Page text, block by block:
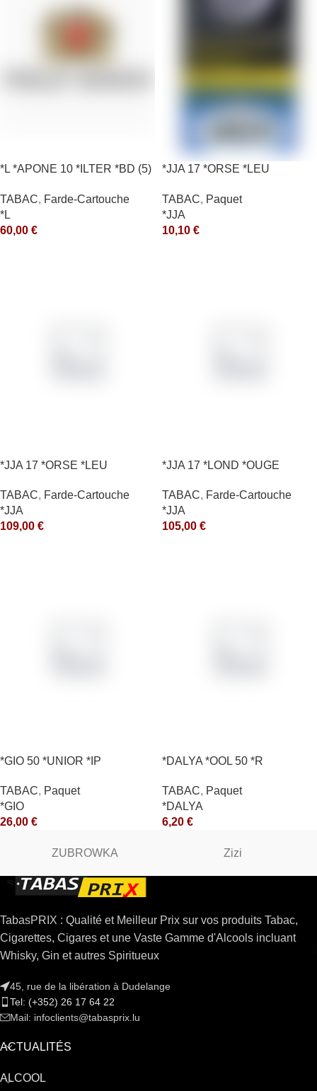
*L *APONE 10 *ILTER *BD (5)
TABAC, Farde-Cartouche
*L
60,00 €
*JJA 17 *ORSE *LEU
TABAC, Paquet
*JJA
10,10 €
*JJA 17 *ORSE *LEU
TABAC, Farde-Cartouche
*JJA
109,00 €
*JJA 17 *LOND *OUGE
TABAC, Farde-Cartouche
*JJA
105,00 €
*GIO 50 *UNIOR *IP
TABAC, Paquet
*GIO
26,00 €
*DALYA *OOL 50 *R
TABAC, Paquet
*DALYA
6,20 €
ZUBROWKA Zizi
TabasPRIX : Qualité et Meilleur Prix sur vos produits Tabac,
Cigarettes, Cigares et une Vaste Gamme d'Alcools incluant
Whisky, Gin et autres Spiritueux
45, rue de la libération à Dudelange
Tel: (+352) 26 17 64 22
Mail: infoclients@tabasprix.lu
ACTUALITÉS
ALCOOL